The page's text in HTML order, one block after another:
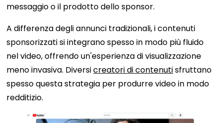
messaggio o il prodotto dello sponsor.
A differenza degli annunci tradizionali, i contenuti
sponsorizzati si integrano spesso in modo più fluido
nel video, offrendo un'esperienza di visualizzazione
meno invasiva. Diversicreatori di contenutisfruttano
spesso questa strategia per produrre video in modo
redditizio.